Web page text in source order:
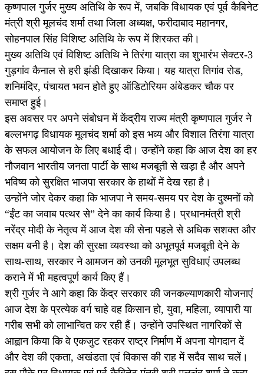
कृष्णपाल गुर्जर मुख्य अतिथि के रूप में, जबकि विधायक एवं पूर्व कैबिनेट
मंत्री श्री मूलचंद शर्मा तथा जिला अध्यक्ष, फरीदाबाद महानगर,
सोहनपाल सिंह विशिष्ट अतिथि के रूप में शिरकत की।
मुख्य अतिथि एवं विशिष्ट अतिथि ने तिरंगा यात्रा का शुभारंभ सेक्टर-3
गुड़गांव कैनाल से हरी झंडी दिखाकर किया। यह यात्रा तिगांव रोड,
शनिमंदिर, पंचायत भवन होते हुए ऑडिटोरियम अंबेडकर चौक पर
समाप्त हुई।
इस अवसर पर अपने संबोधन में केंद्रीय राज्य मंत्री कृष्णपाल गुर्जर ने
बल्लभगढ़ विधायक मूलचंद शर्मा को इस भव्य और विशाल तिरंगा यात्रा
के सफल आयोजन के लिए बधाई दी। उन्होंने कहा कि आज देश का हर
नौजवान भारतीय जनता पार्टी के साथ मजबूती से खड़ा है और अपने
भविष्य को सुरक्षित भाजपा सरकार के हाथों में देख रहा है।
उन्होंने जोर देकर कहा कि भाजपा ने समय-समय पर देश के दुश्मनों को
“ईंट का जवाब पत्थर से” देने का कार्य किया है। प्रधानमंत्री श्री
नरेंद्र मोदी के नेतृत्व में आज देश की सेना पहले से अधिक सशक्त और
सक्षम बनी है। देश की सुरक्षा व्यवस्था को अभूतपूर्व मजबूती देने के
साथ-साथ, सरकार ने आमजन को उनकी मूलभूत सुविधाएं उपलब्ध
कराने में भी महत्वपूर्ण कार्य किए हैं।
श्री गुर्जर ने आगे कहा कि केंद्र सरकार की जनकल्याणकारी योजनाएं
आज देश के प्रत्येक वर्ग चाहे वह किसान हो, युवा, महिला, व्यापारी या
गरीब सभी को लाभान्वित कर रही हैं। उन्होंने उपस्थित नागरिकों से
आह्वान किया कि वे एकजुट रहकर राष्ट्र निर्माण में अपना योगदान दें
और देश की एकता, अखंडता एवं विकास की राह में सदैव साथ चलें।